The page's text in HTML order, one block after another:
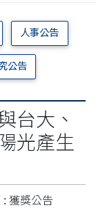
人事公告
公告
台大、
光產生
: 獲獎公告